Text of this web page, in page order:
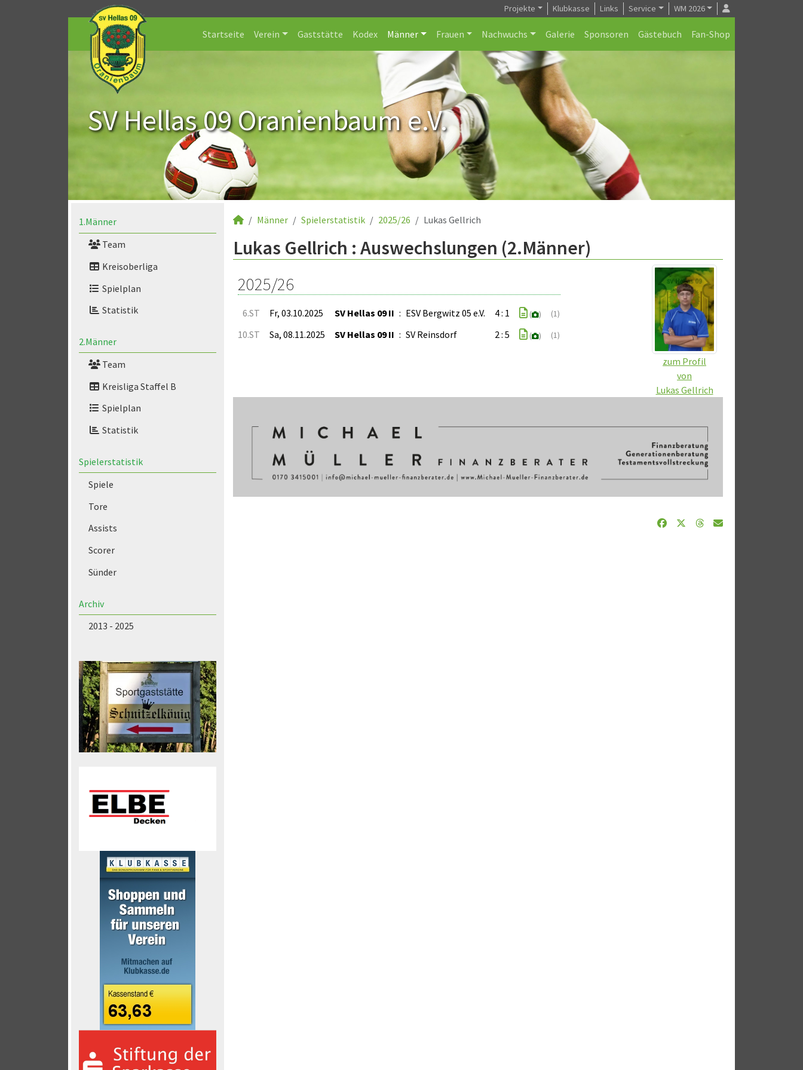
Projekte Klubkasse Links Service WM 2026
Startseite Verein Gaststätte Kodex Männer Frauen Nachwuchs Galerie Sponsoren Gästebuch Fan-Shop
SV Hellas 09 Oranienbaum e.V.
1.Männer
Team
Kreisoberliga
Spielplan
Statistik
2.Männer
Team
Kreisliga Staffel B
Spielplan
Statistik
Spielerstatistik
Spiele
Tore
Assists
Scorer
Sünder
Archiv
2013 - 2025
Männer Spielerstatistik 2025/26 Lukas Gellrich
Lukas Gellrich : Auswechslungen (2.Männer)
zum Profil
von
Lukas Gellrich
2025/26
6.ST Fr, 03.10.2025 SV Hellas 09 II : ESV Bergwitz 05 e.V. 4 : 1 ( ) (1)
10.ST Sa, 08.11.2025 SV Hellas 09 II : SV Reinsdorf 2 : 5 ( ) (1)